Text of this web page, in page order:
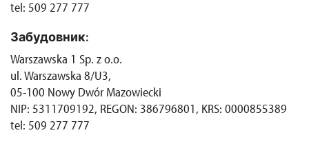
tel: 509 277 777
Забудовник:
Warszawska 1 Sp. z o.o.
ul. Warszawska 8/U3,
05-100 Nowy Dwór Mazowiecki
NIP: 5311709192, REGON: 386796801, KRS: 0000855389
tel: 509 277 777